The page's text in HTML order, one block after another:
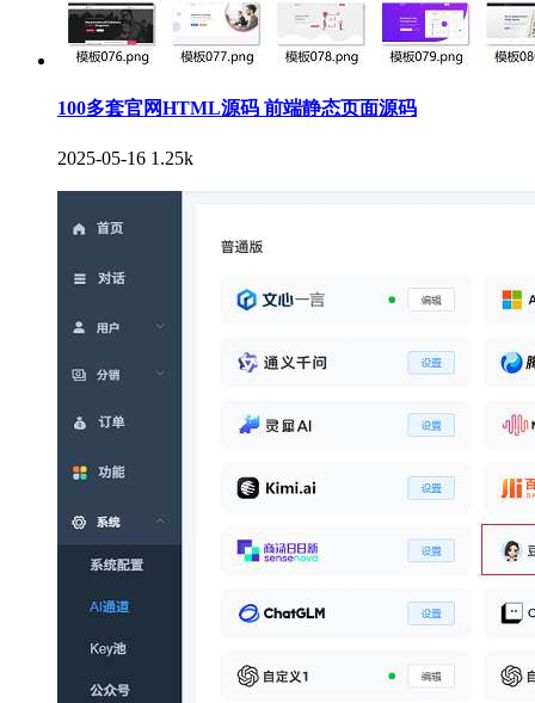
100多套官网HTML源码 前端静态页面源码
2025-05-16 1.25k